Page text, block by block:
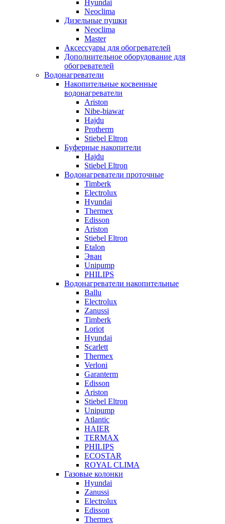
Hyundai
Neoclima
Дизельные пушки
Neoclima
Master
Аксессуары для обогревателей
Дополнительное оборудование для
обогревателей
Водонагреватели
Накопительные косвенные
водонагреватели
Ariston
Nibe-biawar
Hajdu
Protherm
Stiebel Eltron
Буферные накопители
Hajdu
Stiebel Eltron
Водонагреватели проточные
Timberk
Electrolux
Hyundai
Thermex
Edisson
Ariston
Stiebel Eltron
Etalon
Эван
Unipump
PHILIPS
Водонагреватели накопительные
Ballu
Electrolux
Zanussi
Timberk
Loriot
Hyundai
Scarlett
Thermex
Verloni
Garanterm
Edisson
Ariston
Stiebel Eltron
Unipump
Atlantic
HAIER
TERMAX
PHILIPS
ECOSTAR
ROYAL CLIMA
Газовые колонки
Hyundai
Zanussi
Electrolux
Edisson
Thermex